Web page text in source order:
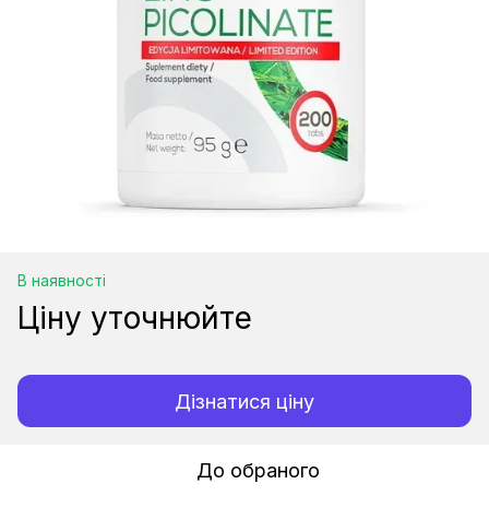
В наявності
Ціну уточнюйте
Дізнатися ціну
До обраного